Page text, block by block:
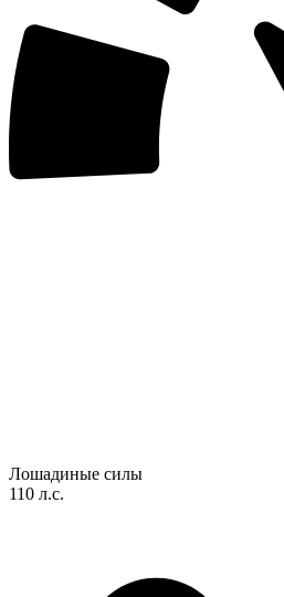
Лошадиные силы
110 л.с.